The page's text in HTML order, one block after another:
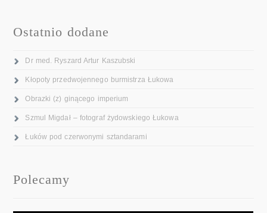
Ostatnio dodane
Dr med. Ryszard Artur Kaszubski
Kłopoty przedwojennego burmistrza Łukowa
Obrazki (z) ginącego imperium
Szmul Migdał – fotograf żydowskiego Łukowa
Łuków pod czerwonymi sztandarami
Polecamy